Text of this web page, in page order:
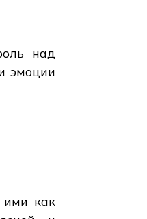
над
эмоции
ими как